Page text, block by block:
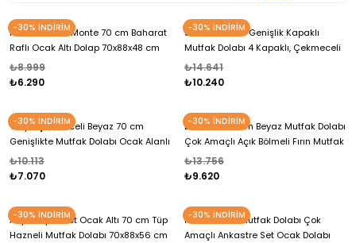
-30% İNDİRİM
Mono Duvara Monte 70 cm Baharat
Raflı Ocak Altı Dolap 70x88x48 cm
Tüp Bölmeli Mutfak Ünitesi
₺6.290
₺8.999
-30% İNDİRİM
Solaira 70 cm Genişlik Kapaklı
Mutfak Dolabı 4 Kapaklı, Çekmeceli
Çok Amaçlı Mutfak/Banyo Dolabı
₺10.240
₺14.641
-30% İNDİRİM
Valya Çekmeceli Beyaz 70 cm
Genişlikte Mutfak Dolabı Ocak Alanlı
2 Bölmeli 70x88x56 cm Dolap
₺7.070
₺10.113
-30% İNDİRİM
Lunera G:70 cm Beyaz Mutfak Dolabı
Çok Amaçlı Açık Bölmeli Fırın Mutfak
Dolabı 70x163,4x32,5 cm
₺9.620
₺13.756
-30% İNDİRİM
Asya Beyaz Set Ocak Altı 70 cm Tüp
Hazneli Mutfak Dolabı 70x88x56 cm
-30% İNDİRİM
Nehir 70 cm Mutfak Dolabı Çok
Amaçlı Ankastre Set Ocak Dolabı